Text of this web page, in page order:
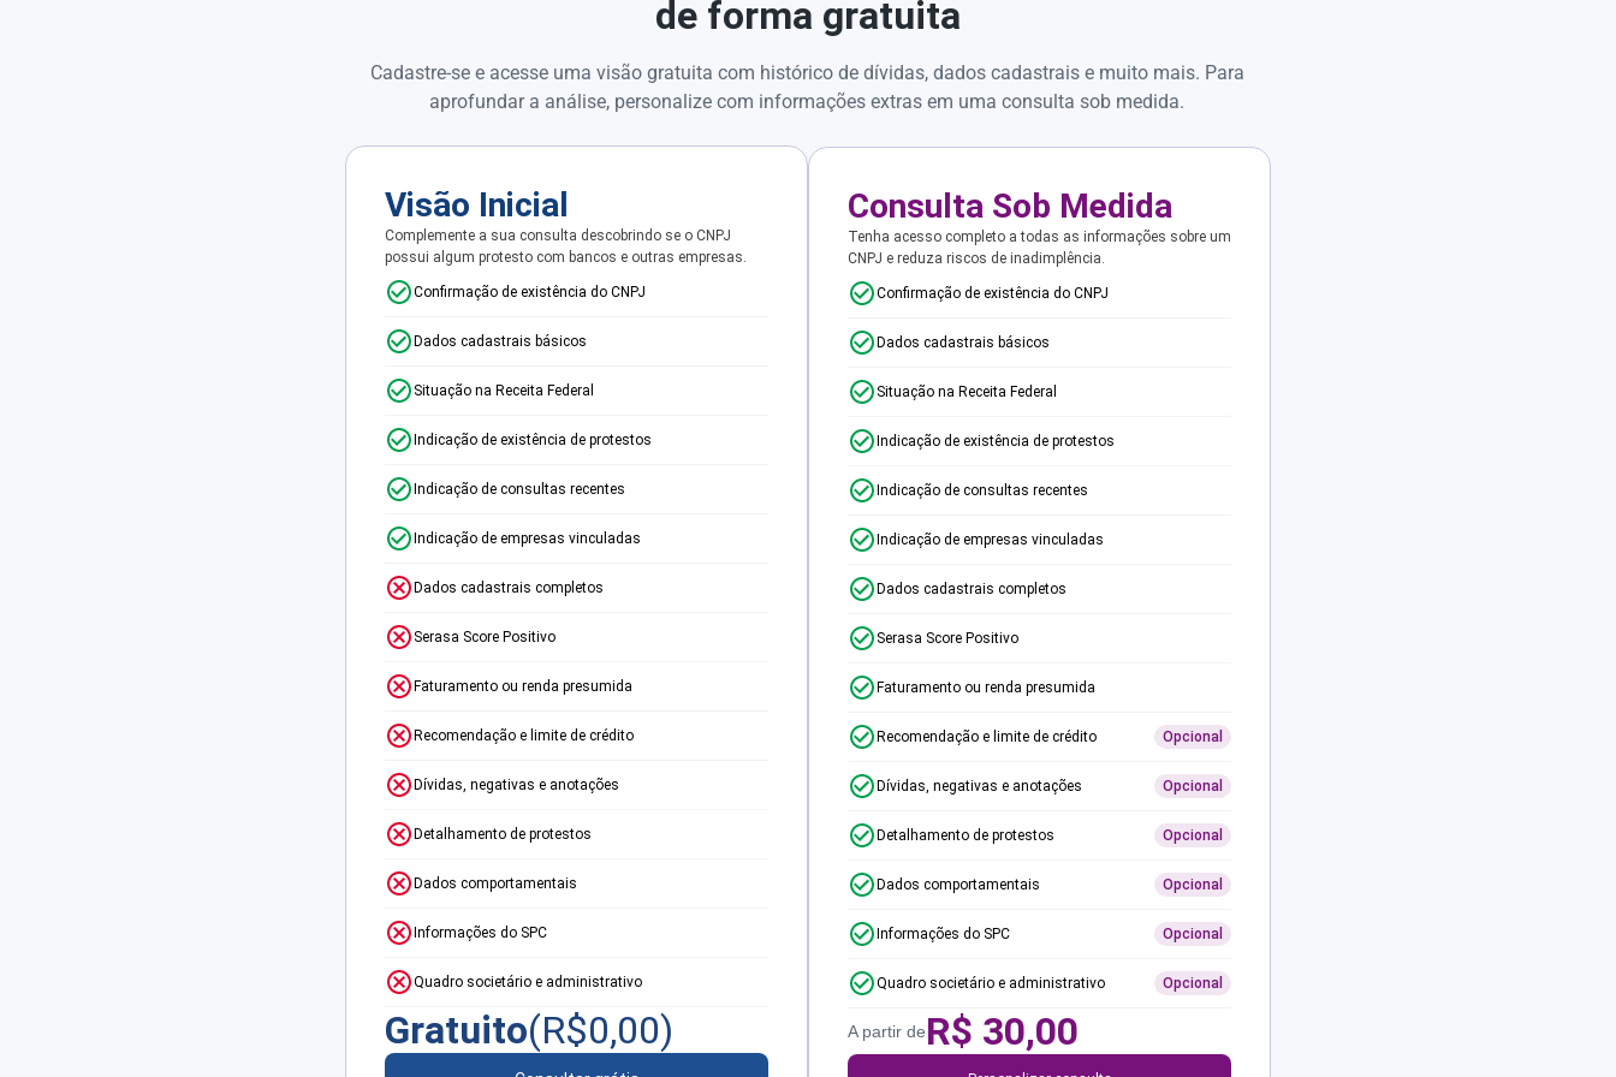
de forma gratuita
Cadastre-se e acesse uma visão gratuita com histórico de dívidas, dados cadastrais e muito mais. Para
aprofundar a análise, personalize com informações extras em uma consulta sob medida.
Visão Inicial
Complemente a sua consulta descobrindo se o CNPJ
possui algum protesto com bancos e outras empresas.
Confirmação de existência do CNPJ
Dados cadastrais básicos
Situação na Receita Federal
Indicação de existência de protestos
Indicação de consultas recentes
Indicação de empresas vinculadas
Dados cadastrais completos
Serasa Score Positivo
Faturamento ou renda presumida
Recomendação e limite de crédito
Dívidas, negativas e anotações
Detalhamento de protestos
Dados comportamentais
Informações do SPC
Quadro societário e administrativo
Gratuito(R$0,00)
Consulta Sob Medida
Tenha acesso completo a todas as informações sobre um
CNPJ e reduza riscos de inadimplência.
Confirmação de existência do CNPJ
Dados cadastrais básicos
Situação na Receita Federal
Indicação de existência de protestos
Indicação de consultas recentes
Indicação de empresas vinculadas
Dados cadastrais completos
Serasa Score Positivo
Faturamento ou renda presumida
Recomendação e limite de crédito Opcional
Dívidas, negativas e anotações Opcional
Detalhamento de protestos Opcional
Dados comportamentais Opcional
Informações do SPC Opcional
Quadro societário e administrativo Opcional
A partir deR$ 30,00